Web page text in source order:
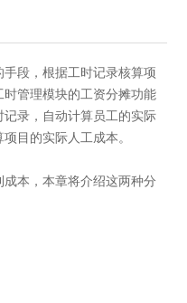
段，根据工时记录核算项
管理模块的工资分摊功能
录，自动计算员工的实际
目的实际人工成本。
本，本章将介绍这两种分